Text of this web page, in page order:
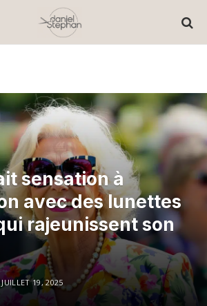
sensation à
avec des lunettes
rajeunissent son
JUILLET 19, 2025